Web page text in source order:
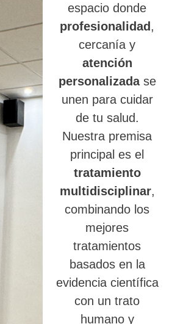
espacio donde
profesionalidad ,
cercanía y
atención
personalizadase
unen para cuidar
de tu salud.
Nuestra premisa
principal es el
tratamiento
multidisciplinar,
combinando los
mejores
tratamientos
basados en la
evidencia científica
con un trato
humano y